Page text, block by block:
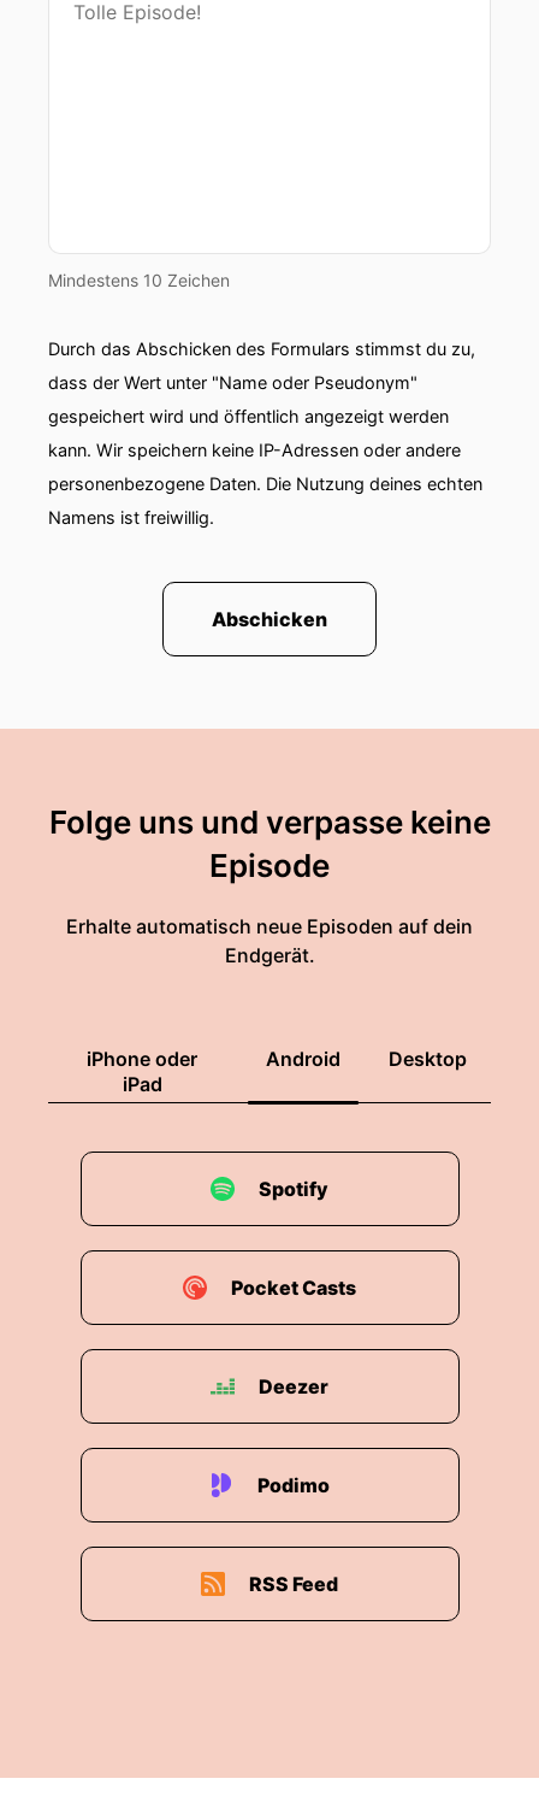
Mindestens 10 Zeichen
Durch das Abschicken des Formulars stimmst du zu,
dass der Wert unter "Name oder Pseudonym"
gespeichert wird und öffentlich angezeigt werden
kann. Wir speichern keine IP-Adressen oder andere
personenbezogene Daten. Die Nutzung deines echten
Namens ist freiwillig.
Abschicken
Folge uns und verpasse keine
Episode
Erhalte automatisch neue Episoden auf dein
Endgerät.
iPhone oder
iPad
Android Desktop
Spotify
Pocket Casts
Deezer
Podimo
RSS Feed